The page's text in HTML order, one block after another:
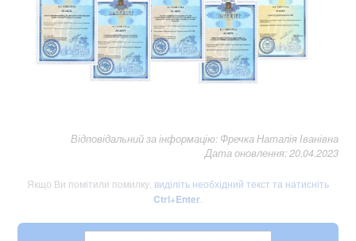
Відповідальний за інформацію: Фречка Наталія Іванівна
Дата оновлення: 20.04.2023
Якщо Ви помітили помилку, виділіть необхідний текст та натисніть
Ctrl+Enter